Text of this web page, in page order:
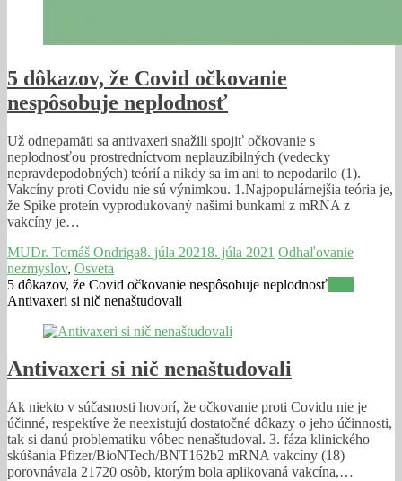
5 dôkazov, že Covid očkovanie
nespôsobuje neplodnosť
Už odnepamäti sa antivaxeri snažili spojiť očkovanie s
neplodnosťou prostredníctvom neplauzibilných (vedecky
nepravdepodobných) teórií a nikdy sa im ani to nepodarilo (1).
Vakcíny proti Covidu nie sú výnimkou. 1.Najpopulárnejšia teória je,
že Spike proteín vyprodukovaný našimi bunkami z mRNA z
vakcíny je…
MUDr. Tomáš Ondriga8. júla 20218. júla 2021 Odhaľovanie
nezmyslov, Osveta
5 dôkazov, že Covid očkovanie nespôsobuje neplodnosť
Antivaxeri si nič nenaštudovali
Antivaxeri si nič nenaštudovali
Ak niekto v súčasnosti hovorí, že očkovanie proti Covidu nie je
účinné, respektíve že neexistujú dostatočné dôkazy o jeho účinnosti,
tak si danú problematiku vôbec nenaštudoval. 3. fáza klinického
skúšania Pfizer/BioNTech/BNT162b2 mRNA vakcíny (18)
porovnávala 21720 osôb, ktorým bola aplikovaná vakcína,…